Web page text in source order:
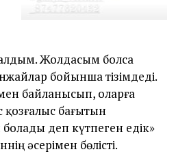
Жолдасым болса
бойынша тізімдеді.
байланысып, оларға
қозғалыс бағытын
деп күтпеген едік»
әсерімен бөлісті.